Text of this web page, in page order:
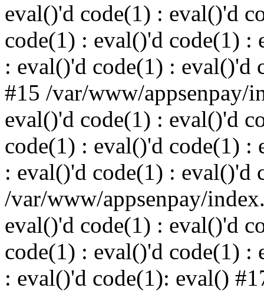
eval()'d code(1) : eval()'d
code(1) : eval()'d code(1) :
: eval()'d code(1) : eval()'d
#15 /var/www/appsenpay/
eval()'d code(1) : eval()'d
code(1) : eval()'d code(1) :
: eval()'d code(1) : eval()'d
/var/www/appsenpay/
eval()'d code(1) : eval()'d
code(1) : eval()'d code(1) :
: eval()'d code(1): eval()